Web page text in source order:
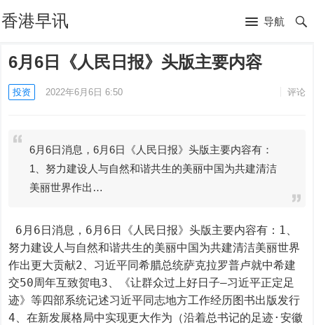
香港早讯 导航
6月6日《人民日报》头版主要内容
投资 2022年6月6日 6:50 评论
6月6日消息，6月6日《人民日报》头版主要内容有：
1、努力建设人与自然和谐共生的美丽中国为共建清洁
美丽世界作出…
努力建设人与自然和谐共生的美丽中国为共建清洁美丽世界
作出更大贡献2、习近平同希腊总统萨克拉罗普卢就中希建
交50周年互致贺电3、《让群众过上好日子—习近平正定足
迹》等四部系统记述习近平同志地方工作经历图书出版发行
4、在新发展格局中实现更大作为（沿着总书记的足迹·安徽